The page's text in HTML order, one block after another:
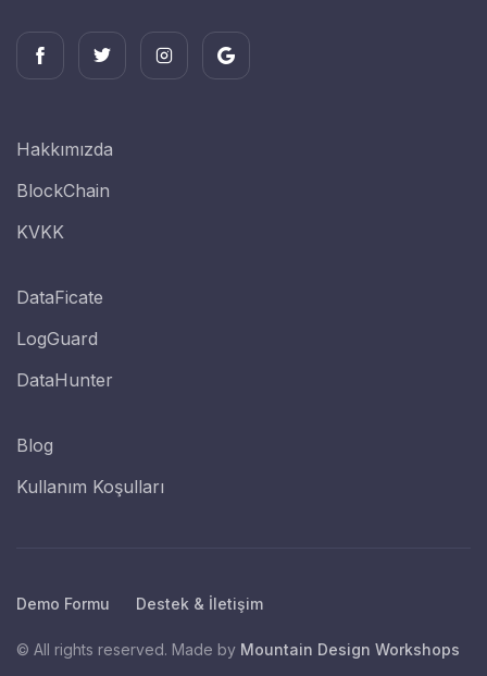
Hakkımızda
BlockChain
KVKK
DataFicate
LogGuard
DataHunter
Blog
Kullanım Koşulları
Demo Formu Destek & İletişim
© All rights reserved. Made by Mountain Design Workshops